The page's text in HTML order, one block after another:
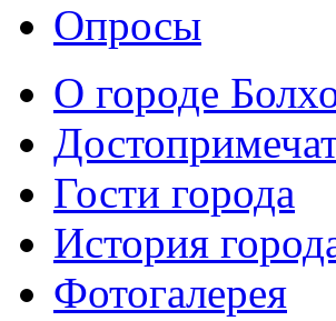
Опросы
О городе
Гости города
История
Фотогалерея